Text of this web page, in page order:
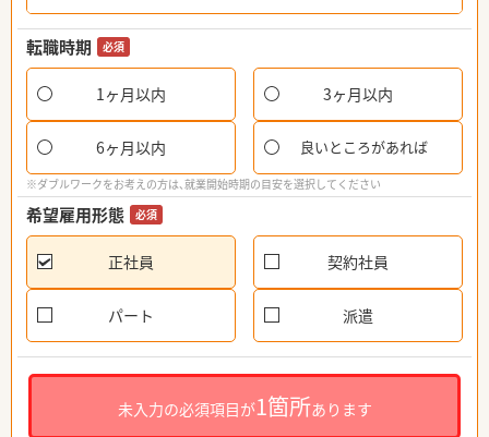
転職時期 必須
1ヶ月以内 3ヶ月以内
6ヶ月以内 良いところがあれば
※ダブルワークをお考えの方は、就業開始時期の目安を選択してください
希望雇用形態 必須
正社員 契約社員
パート 派遣
未入力の必須項目が1箇所あります